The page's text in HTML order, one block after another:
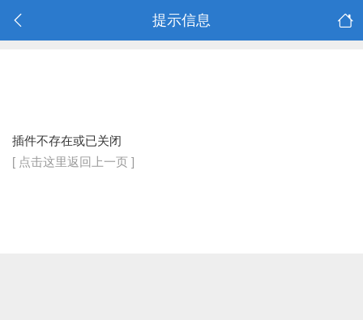
提示信息
插件不存在或已关闭
[ 点击这里返回上一页 ]